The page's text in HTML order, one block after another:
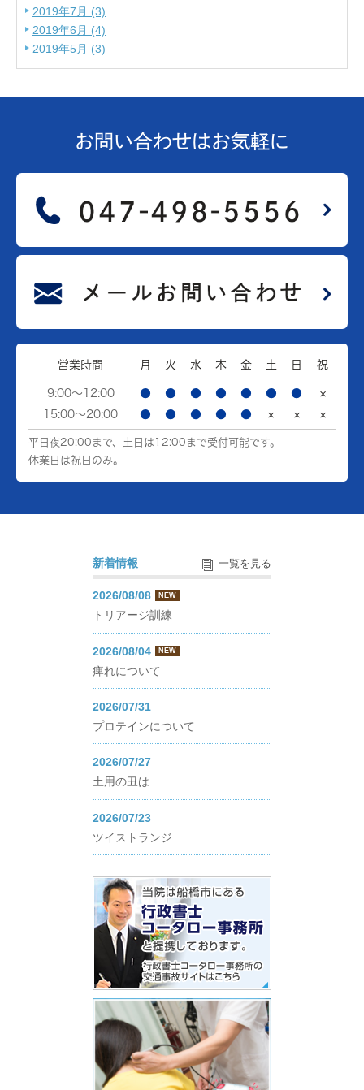
2019年7月 (3)
2019年6月 (4)
2019年5月 (3)
お問い合わせはお気軽に
営業時間 月 火 水 木 金 土 日 祝
9:00～12:00 ● ● ● ● ● ● ●
×
15:00～20:00
● ● ● ● ● × × ×
平日夜20:00まで、土日は12:00まで受付可能です。
休業日は祝日のみ。
新着情報 一覧を見る
2026/08/08 NEW
トリアージ訓練
2026/08/04 NEW
痺れについて
2026/07/31
プロテインについて
2026/07/27
土用の丑は
2026/07/23
ツイストランジ